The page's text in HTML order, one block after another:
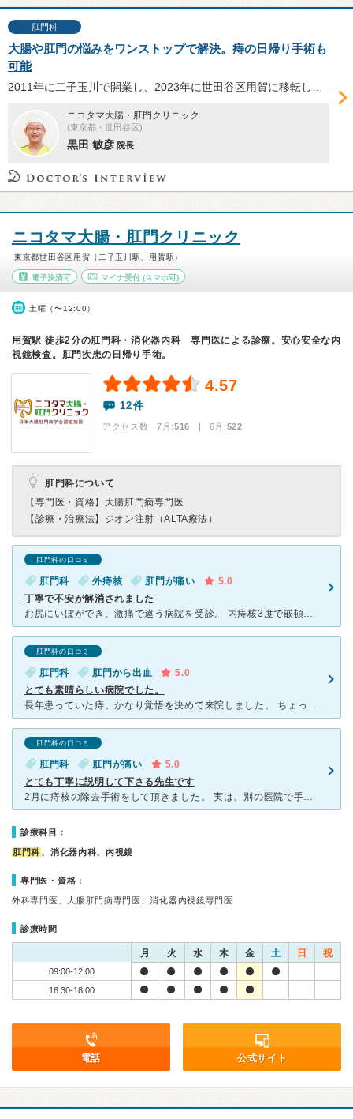
肛門科
大腸や肛門の悩みをワンストップで解決。痔の日帰り手術も
可能
ニコタマ大腸・肛門クリニック
(東京都・世田谷区)
黒田 敏彦 院長
ニコタマ大腸・肛門クリニック
東京都世田谷区用賀（二子玉川駅、用賀駅）
電子決済可 マイナ受付(スマホ可)
土曜（〜12:00）
用賀駅 徒歩2分の肛門科・消化器内科 専門医による診療。安心安全な内
視鏡検査。肛門疾患の日帰り手術。
4.57
12件
アクセス数 7月:516 | 6月:522
肛門科について
【専門医・資格】 大腸肛門病専門医
【診療・治療法】 ジオン注射（ALTA療法）
肛門科の口コミ
肛門科 外痔核 肛門が痛い
5.0
丁寧で不安が解消されました
お尻にいぼができ、激痛で違う病院を受診。 内痔核3度で嵌頓状態と診断、手術か軟膏で付き合うか選択を迫られ、こちらの病院に受診（セカンドオピニオン）。 上記を説明後、きちんと診察してもらったところ、
肛門科の口コミ
肛門科 肛門から出血
5.0
とても素晴らしい病院でした。
長年患っていた痔。かなり覚悟を決めて来院しました。 ちょっと、分かりにくい場所ですが、肛門科ですので…この位影に隠れていたほうが…と、思って中に入ってはビックリ！大混雑でした。診察まで、一時間半待ち
肛門科の口コミ
肛門科 肛門が痛い
5.0
とても丁寧に説明して下さる先生です
2月に痔核の除去手術をして頂きました。 実は、別の医院で手術日程迄決めていたのですがそこの先生の説明が余りにも無さ過ぎだったので、ネットで見付けたこの医院で先生の話を聞き納得できてたら治療をお願
診療科目：
肛門科 、消化器内科、内視鏡
専門医・資格：
外科専門医、大腸肛門病専門医、消化器内視鏡専門医
診療時間
月 火 水 木 金 土 日 祝
09:00-12:00
16:30-18:00
電話 公式サイト